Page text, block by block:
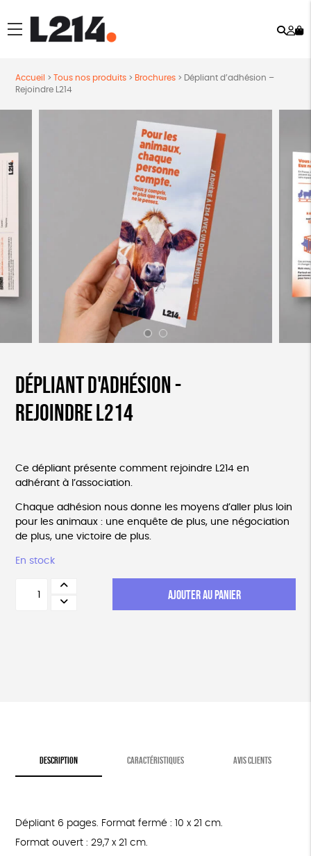
menu
Accueil > Tous nos produits> Brochures> Dépliant d’adhésion –
Rejoindre L214
Dépliant d'adhésion -
Rejoindre L214
Ce dépliant présente comment rejoindre L214 en
adhérant à l’association.
Chaque adhésion nous donne les moyens d’aller plus loin
pour les animaux : une enquête de plus, une négociation
de plus, une victoire de plus.
En stock
AJOUTER AU PANIER
DESCRIPTION CARACTÉRISTIQUES AVIS CLIENTS
Dépliant 6 pages. Format fermé : 10 x 21 cm.
Format ouvert : 29,7 x 21 cm.